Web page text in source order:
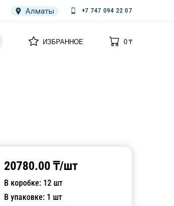
Алматы +7 747 094 22 07
ИЗБРАННОЕ
0
0₸
20780.00 ₸/шт
В коробке: 12 шт
В упаковке: 1 шт